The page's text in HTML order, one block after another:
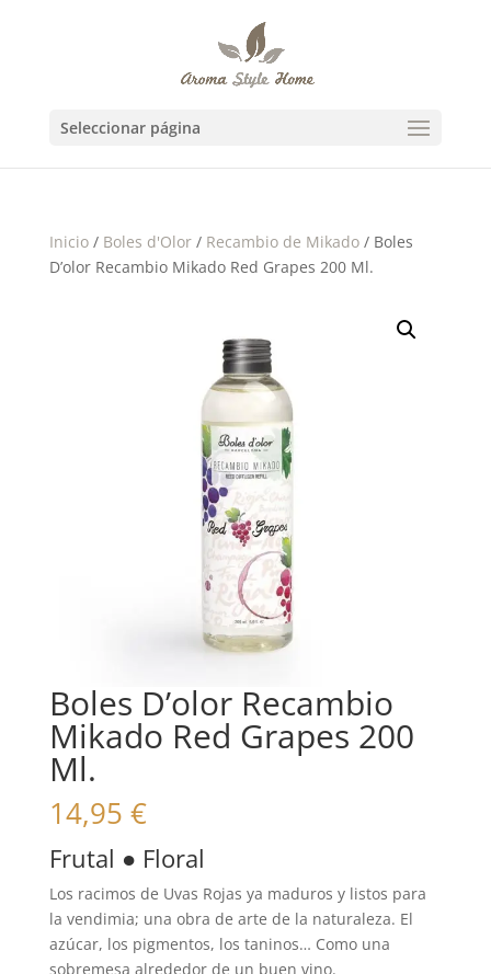
Seleccionar página
Inicio/ Boles d'Olor/ Recambio de Mikado/ Boles
D’olor Recambio Mikado Red Grapes 200 Ml.
Boles D’olor Recambio
Mikado Red Grapes 200
Ml.
14,95 €
Frutal ● Floral
Los racimos de Uvas Rojas ya maduros y listos para
la vendimia; una obra de arte de la naturaleza. El
azúcar, los pigmentos, los taninos… Como una
sobremesa alrededor de un buen vino.